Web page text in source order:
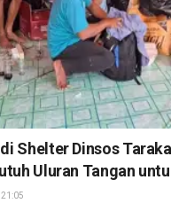
Shelter Dinsos
Uluran Tangan
21:05